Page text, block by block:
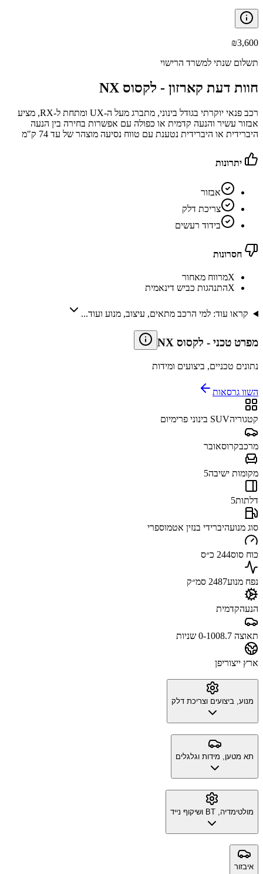
₪3,600
תשלום שנתי למשרד הרישוי
חוות דעת קארזון - לקסוס NX
רכב פנאי יוקרתי בגודל בינוני, מתברג מעל ה-UX ומתחת ל-RX, מציע
אבזור עשיר והנעה קדמית או כפולה עם אפשרות בחירה בין הנעה
היברידית או היברידית נטענת עם טווח נסיעה מוצהר של עד 74 ק"מ
יתרונות
אבזור
צריכת דלק
בידוד רעשים
חסרונות
Xמרווח מאחור
Xהתנהגות כביש דינאמית
קראו עוד: למי הרכב מתאים, עיצוב, מנוע ועוד...
מפרט טכני - לקסוס NX
נתונים טכניים, ביצועים ומידות
השוו גרסאות
קטגוריהSUV בינוני פרימיום
מרכבקרוסאובר
מקומות ישיבה5
דלתות5
סוג מנועהיברידי בנזין אטמוספרי
כוח סוס244 כ״ס
נפח מנוע2487 סמ״ק
הנעהקדמית
תאוצה 0-100 8.7 שניות
ארץ ייצוריפן
מנוע, ביצועים וצריכת דלק
תא מטען, מידות וגלגלים
מולטימדיה, BT ושיקוף נייד
איבזור